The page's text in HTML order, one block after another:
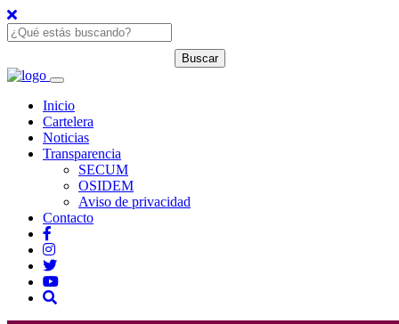
Inicio
Cartelera
Noticias
Transparencia
SECUM
OSIDEM
Aviso de privacidad
Contacto